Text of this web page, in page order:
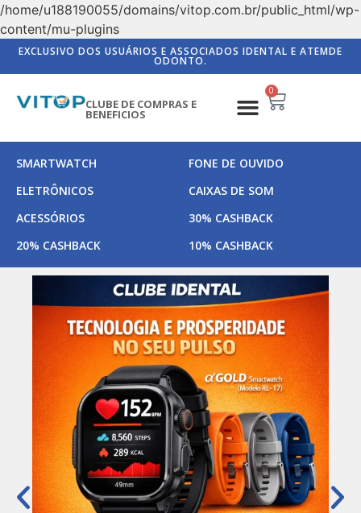
/home/u188190055/domains/vitop.com.br/public_html/wp-
content/mu-plugins
EXCLUSIVO DOS USUÁRIOS E ASSOCIADOS IDENTAL E ATEMDE
ODONTO.
CLUBE DE COMPRAS E
BENEFICIOS
0
SMARTWATCH
FONE DE OUVIDO
ELETRÔNICOS
CAIXAS DE SOM
ACESSÓRIOS
30% CASHBACK
20% CASHBACK
10% CASHBACK